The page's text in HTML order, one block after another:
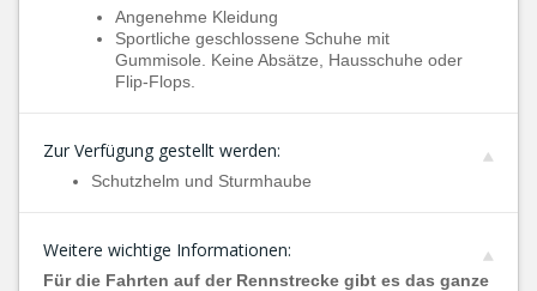
Angenehme Kleidung
Sportliche geschlossene Schuhe mit
Gummisole. Keine Absätze, Hausschuhe oder
Flip-Flops.
Zur Verfügung gestellt werden:
Schutzhelm und Sturmhaube
Weitere wichtige Informationen:
Für die Fahrten auf der Rennstrecke gibt es das ganze